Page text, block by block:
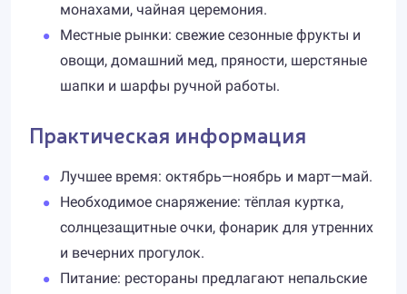
монахами, чайная церемония.
Местные рынки: свежие сезонные фрукты и
овощи, домашний мед, пряности, шерстяные
шапки и шарфы ручной работы.
Практическая информация
Лучшее время: октябрь—ноябрь и март—май.
Необходимое снаряжение: тёплая куртка,
солнцезащитные очки, фонарик для утренних
и вечерних прогулок.
Питание: рестораны предлагают непальские